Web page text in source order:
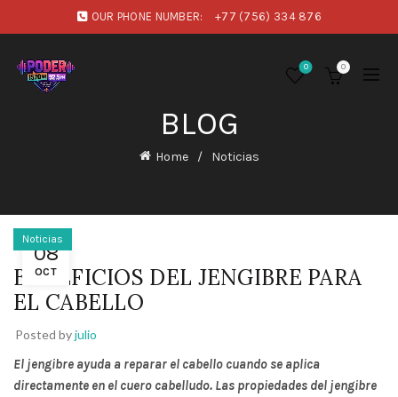
OUR PHONE NUMBER: +77 (756) 334 876
0 0
BLOG
Home Noticias
08
OCT
Noticias
BENEFICIOS DEL JENGIBRE PARA
EL CABELLO
Posted byjulio
El jengibre ayuda a reparar el cabello cuando se aplica
directamente en el cuero cabelludo. Las propiedades del jengibre